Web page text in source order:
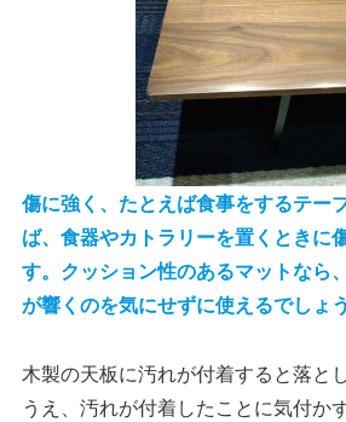
傷に強く、たとえば食事をするテー
ば、食器やカトラリーを置くときに
す。クッション性のあるマットなら
が響くのを気にせずに使えるでしょう
木製の天板に汚れが付着すると落と
うえ、汚れが付着したことに気付か